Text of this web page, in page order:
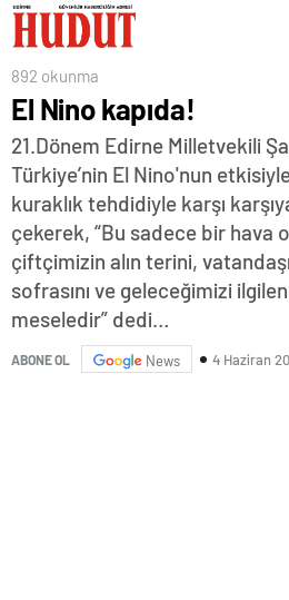
892 okunma
El Nino kapıda!
21.Dönem Edirne Milletvekili
Türkiye’nin El Nino'nun
kuraklık tehdidiyle karşı
çekerek, “Bu sadece bir hava
çiftçimizin alın terini,
sofrasını ve geleceğimizi
meseledir” dedi…
ABONE OL News 4 Haziran